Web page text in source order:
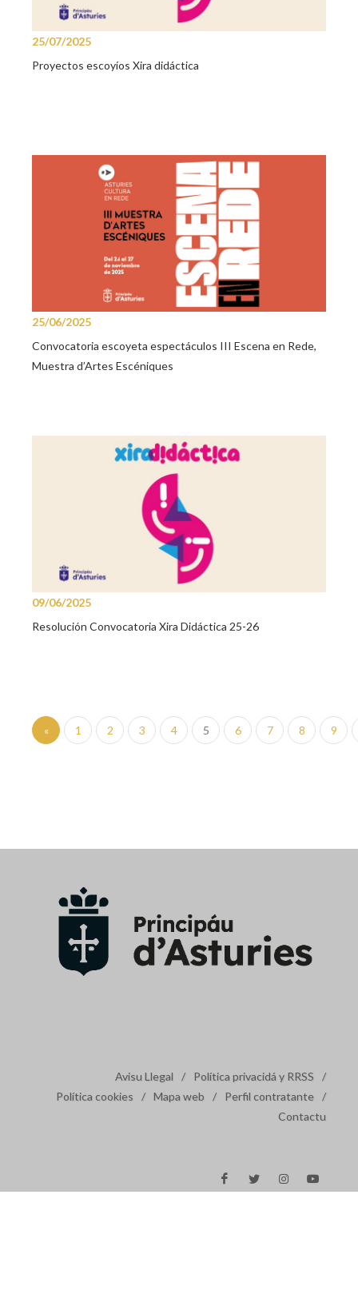
25/07/2025
Proyectos escoyíos Xira didáctica
25/06/2025
Convocatoria escoyeta espectáculos III Escena en Rede,
Muestra d’Artes Escéniques
09/06/2025
Resolución Convocatoria Xira Didáctica 25-26
« 1 2 3 4 5 6 7 8 9
Avisu Llegal / Política privacidá y RRSS
/
Política cookies
/ Mapa web / Perfil contratante /
Contactu